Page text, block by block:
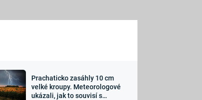
Sledujte nás
Prachaticko zasáhly 10 cm
velké kroupy. Meteorologové
ukázali, jak to souvisí s